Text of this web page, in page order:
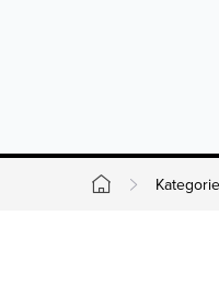
https://cz.pinterest.com/
Domů
Kategorie